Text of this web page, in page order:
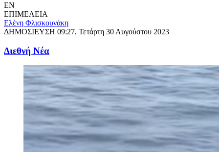
EN
ΕΠΙΜΕΛΕΙΑ
Ελένη Φλισκουνάκη
ΔΗΜΟΣΙΕΥΣΗ 09:27, Τετάρτη 30 Αυγούστου 2023
Διεθνή Νέα